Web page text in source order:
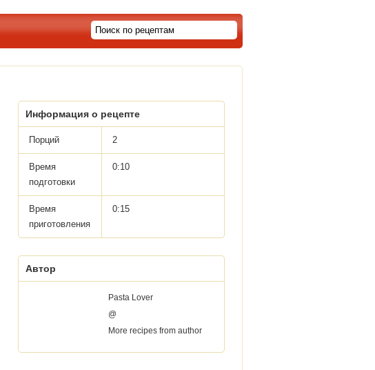
Информация о рецепте
Порций 2
Время
подготовки
0:10
Время
приготовления
0:15
Автор
Pasta Lover
@
More recipes from author